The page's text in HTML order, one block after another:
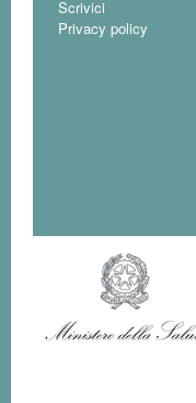
Scrivici
Privacy policy